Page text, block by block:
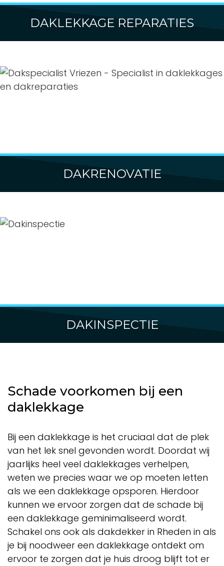
DAKLEKKAGE REPARATIES
DAKRENOVATIE
DAKINSPECTIE
Schade voorkomen bij een
daklekkage
Bij een daklekkage is het cruciaal dat de plek
van het lek snel gevonden wordt. Doordat wij
jaarlijks heel veel daklekkages verhelpen,
weten we precies waar we op moeten letten
als we een daklekkage opsporen. Hierdoor
kunnen we ervoor zorgen dat de schade bij
een daklekkage geminimaliseerd wordt.
Schakel ons ook als dakdekker in Rheden in als
je bij noodweer een daklekkage ontdekt om
ervoor te zorgen dat je huis droog blijft tot er